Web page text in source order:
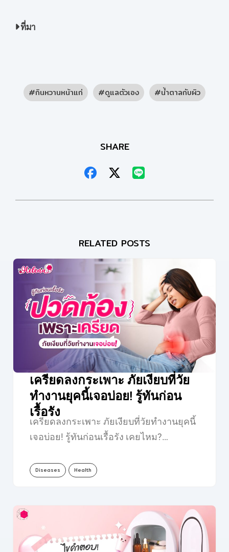
ที่มา
กินหวานหน้าแก่ ดูแลตัวเอง น้ำตาลกับผิว
SHARE
RELATED POSTS
เครียดลงกระเพาะ ภัยเงียบที่วัย
ทำงานยุคนี้เจอบ่อย! รู้ทันก่อน
เรื้อรัง
เครียดลงกระเพาะ ภัยเงียบที่วัยทำงานยุคนี้
เจอบ่อย! รู้ทันก่อนเรื้อรัง เคยไหม?…
Diseases Health